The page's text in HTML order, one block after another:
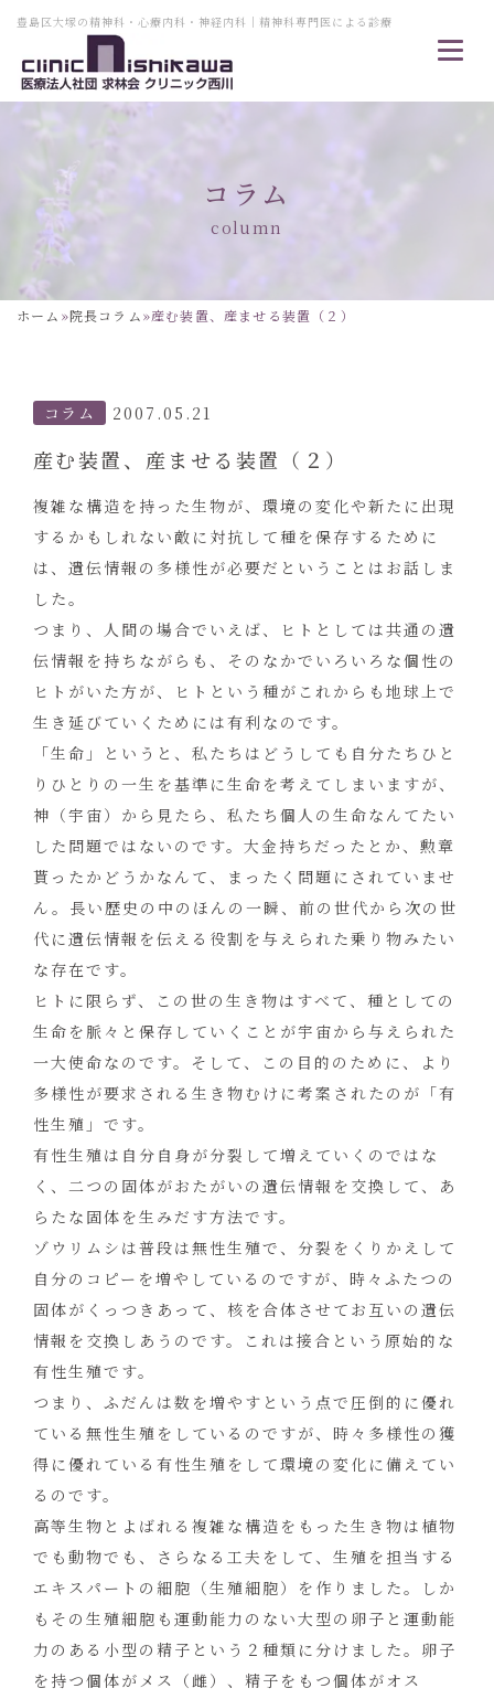
豊島区大塚の精神科・心療内科・神経内科｜精神科専門医による診療
コラム
column
ホーム »院長コラム»産む装置、産ませる装置（２）
コラム 2007.05.21
産む装置、産ませる装置（２）
複雑な構造を持った生物が、環境の変化や新たに出現
するかもしれない敵に対抗して種を保存するために
は、遺伝情報の多様性が必要だということはお話しま
した。
つまり、人間の場合でいえば、ヒトとしては共通の遺
伝情報を持ちながらも、そのなかでいろいろな個性の
ヒトがいた方が、ヒトという種がこれからも地球上で
生き延びていくためには有利なのです。
「生命」というと、私たちはどうしても自分たちひと
りひとりの一生を基準に生命を考えてしまいますが、
神（宇宙）から見たら、私たち個人の生命なんてたい
した問題ではないのです。大金持ちだったとか、勲章
貰ったかどうかなんて、まったく問題にされていませ
ん。長い歴史の中のほんの一瞬、前の世代から次の世
代に遺伝情報を伝える役割を与えられた乗り物みたい
な存在です。
ヒトに限らず、この世の生き物はすべて、種としての
生命を脈々と保存していくことが宇宙から与えられた
一大使命なのです。そして、この目的のために、より
多様性が要求される生き物むけに考案されたのが「有
性生殖」です。
有性生殖は自分自身が分裂して増えていくのではな
く、二つの固体がおたがいの遺伝情報を交換して、あ
らたな固体を生みだす方法です。
ゾウリムシは普段は無性生殖で、分裂をくりかえして
自分のコピーを増やしているのですが、時々ふたつの
固体がくっつきあって、核を合体させてお互いの遺伝
情報を交換しあうのです。これは接合という原始的な
有性生殖です。
つまり、ふだんは数を増やすという点で圧倒的に優れ
ている無性生殖をしているのですが、時々多様性の獲
得に優れている有性生殖をして環境の変化に備えてい
るのです。
高等生物とよばれる複雑な構造をもった生き物は植物
でも動物でも、さらなる工夫をして、生殖を担当する
エキスパートの細胞（生殖細胞）を作りました。しか
もその生殖細胞も運動能力のない大型の卵子と運動能
力のある小型の精子という２種類に分けました。卵子
を持つ個体がメス（雌）、精子をもつ個体がオス